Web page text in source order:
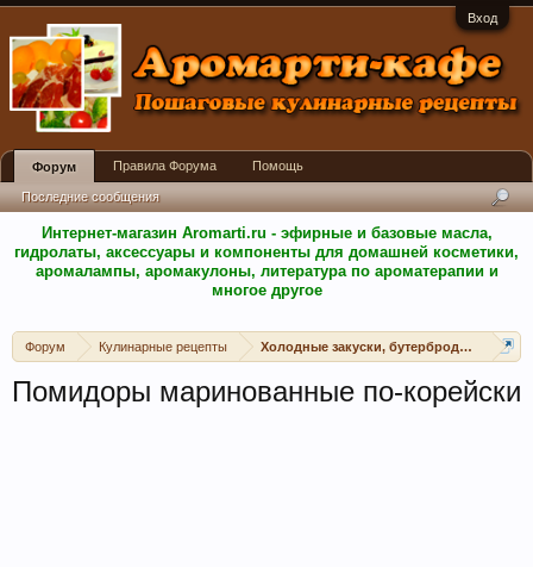
Вход
Интернет-магазин Aromarti.ru - эфирные и базовые масла,
гидролаты, аксессуары и компоненты для домашней косметики,
аромалампы, аромакулоны, литература по ароматерапии и
многое другое
Форум Кулинарные рецепты Холодные закуски, бутерброды, канапе,
Помидоры маринованные по-корейски
Форум
Последние сообщения
Правила Форума Помощь